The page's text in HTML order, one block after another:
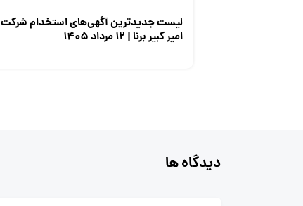
لیست جدیدترین آگهی‌های استخدام شرکت
امیر کبیر برنا | ۱۲ مرداد ۱۴۰۵
دیدگاه ها